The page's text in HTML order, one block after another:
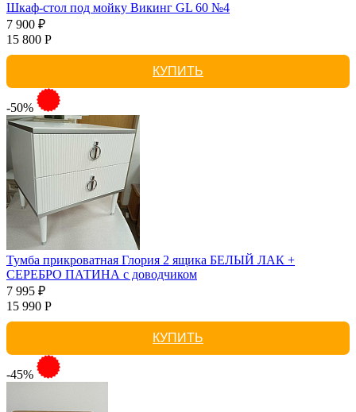
Шкаф-стол под мойку Викинг GL 60 №4
7 900 ₽
15 800 Р
КУПИТЬ
-50%
Тумба прикроватная Глория 2 ящика БЕЛЫЙ ЛАК +
СЕРЕБРО ПАТИНА с доводчиком
7 995 ₽
15 990 Р
КУПИТЬ
-45%